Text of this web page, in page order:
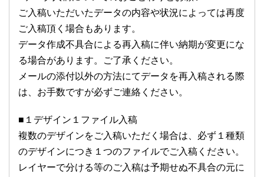
ご入稿いただいたデータの内容や状況によっては再度
ご入稿頂く場合もあります。
データ作成不具合による再入稿に伴い納期が変更にな
る場合があります。ご了承ください。
メールの添付以外の方法にてデータを再入稿される際
は、お手数ですが必ずご連絡ください。
■１デザイン１ファイル入稿
複数のデザインをご入稿いただく場合は、必ず１種類
のデザインにつき１つのファイルでご入稿ください。
レイヤーで分ける等のご入稿は予期せぬ不具合の元に